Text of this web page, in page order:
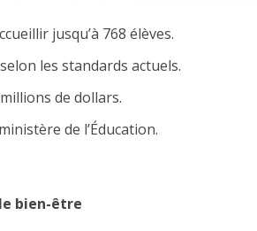
jusqu’à 768 élèves.
les standards actuels.
de dollars.
de l’Éducation.
bien-être